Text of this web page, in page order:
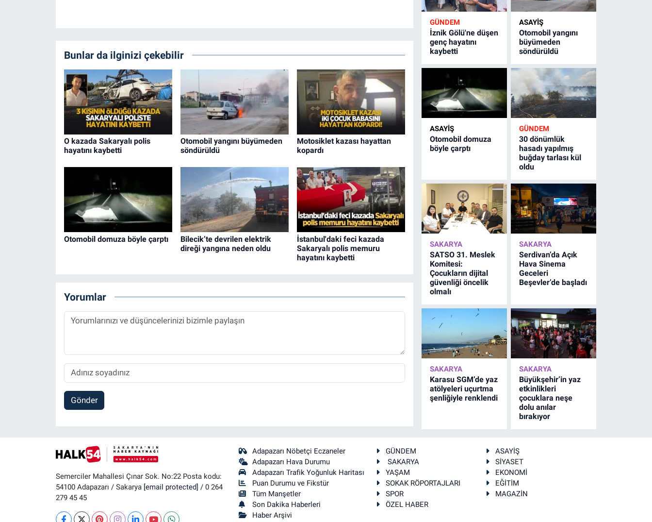
Bunlar da ilginizi çekebilir
O kazada Sakaryalı polis
hayatını kaybetti
Otomobil yangını büyümeden
söndürüldü
Motosiklet kazası hayattan
kopardı
Otomobil domuza böyle çarptı
Bilecik’te devrilen elektrik
direği yangına neden oldu
İstanbul'daki feci kazada
Sakaryalı polis memuru
hayatını kaybetti
Yorumlar
Gönder
GÜNDEM
İznik Gölü'ne düşen
genç hayatını
kaybetti
ASAYİŞ
Otomobil yangını
büyümeden
söndürüldü
ASAYİŞ
Otomobil domuza
böyle çarptı
GÜNDEM
30 dönümlük
hasadı yapılmış
buğday tarlası kül
oldu
SAKARYA
SATSO 31. Meslek
Komitesi:
Çocukların dijital
güvenliği öncelik
olmalı
SAKARYA
Serdivan’da Açık
Hava Sinema
Geceleri
Beşevler’de başladı
SAKARYA
Karasu SGM’de yaz
atölyeleri uçurtma
şenliğiyle renklendi
SAKARYA
Büyükşehir’in yaz
etkinlikleri
çocuklara neşe
dolu anılar
bırakıyor
Semerciler Mahallesi Çınar Sok. No:22 Posta kodu:
54100 Adapazarı / Sakarya [email protected] / 0 264
279 45 45
Adapazarı Nöbetçi Eczaneler
Adapazarı Hava Durumu
Adapazarı Trafik Yoğunluk Haritası
Puan Durumu ve Fikstür
Tüm Manşetler
Son Dakika Haberleri
Haber Arşivi
GÜNDEM
ASAYİŞ
SAKARYA
SİYASET
YAŞAM
EKONOMİ
SOKAK RÖPORTAJLARI
EĞİTİM
SPOR
MAGAZİN
ÖZEL HABER